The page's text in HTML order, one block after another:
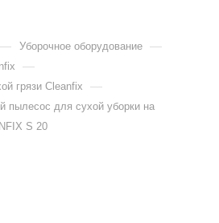
— Уборочное оборудование —
—
грязи Cleanfix —
пылесос для сухой уборки на
S 20